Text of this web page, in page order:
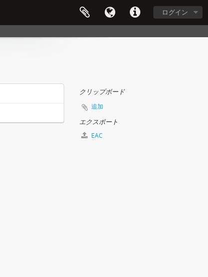
ログイン
クリップボード
追加
エクスポート
EAC